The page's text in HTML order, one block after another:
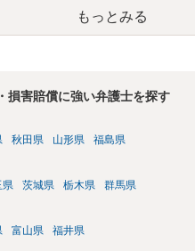
もっとみる
損害賠償に強い弁護士を探す
秋田県 山形県 福島県
県 茨城県 栃木県 群馬県
富山県 福井県